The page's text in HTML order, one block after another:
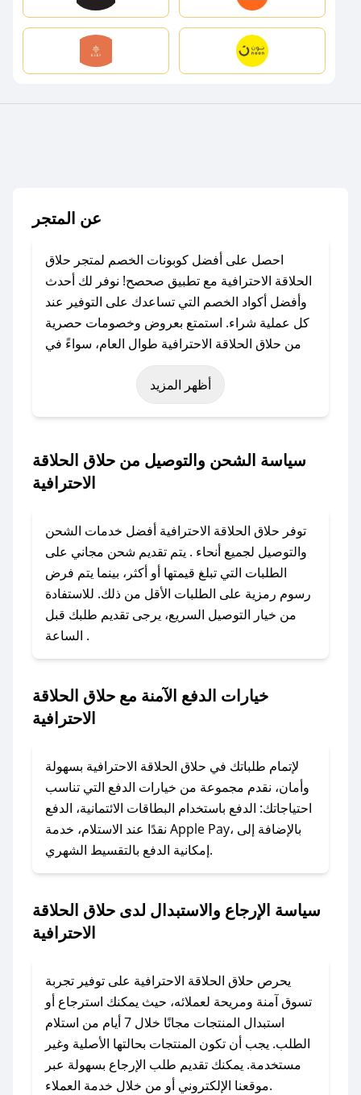
عن المتجر
احصل على أفضل كوبونات الخصم لمتجر حلاق
الحلاقة الاحترافية مع تطبيق صحصح! نوفر لك أحدث
وأفضل أكواد الخصم التي تساعدك على التوفير عند
كل عملية شراء. استمتع بعروض وخصومات حصرية
من حلاق الحلاقة الاحترافية طوال العام، سواءً في
المناسبات مثل عيد الفطر، عيد الأضحى، الجمعة
البيضاء (شهر نوفمبر)، رمضان، اليوم الوطني، يوم
التأسيس، أو حتى عروض خاصة أخرى.
الاحترافية؟
باستخدام تطبيق صحصح، يمكنك العثور بسهولة على
توفر الكوبون، تواصل معنا عبر تويتر أو البريد
الإلكتروني لإضافته بسرعة.
### كيفية استخدام كود خصم حلاق الحلاقة
الاحترافية؟
1. انسخ كود الخصم من تطبيق صحصح.
2. الصقه في خانة الدفع عند التسوق من حلاق
### ماذا أفعل إذا لم يعمل كود الخصم؟
الرسائل الخاصة على تويتر أو البريد الإلكتروني،
وسنقوم بحل المشكلة في أسرع وقت ممكن.
### ماذا أفعل إذا لم أجد كود خصم لمتجري
المفضل؟
أسرع وقت ممكن.
حلاق الحلاقة الاحترافية؟
للحصول على كوبونات وخصومات حصرية، قم بما
يلي:
- اضغط على أيقونة متابعة لمتجر حلاق الحلاقة
الاحترافية في تطبيق صحصح.
- تابع حسابنا الرسمي على تويتر وقم بتفعيل زر
أظهر المزيد
سياسة الشحن والتوصيل من حلاق الحلاقة
الاحترافية
توفر حلاق الحلاقة الاحترافية أفضل خدمات الشحن
والتوصيل لجميع أنحاء . يتم تقديم شحن مجاني على
الطلبات التي تبلغ قيمتها أو أكثر، بينما يتم فرض
رسوم رمزية على الطلبات الأقل من ذلك. للاستفادة
من خيار التوصيل السريع، يرجى تقديم طلبك قبل
الساعة .
خيارات الدفع الآمنة مع حلاق الحلاقة
الاحترافية
لإتمام طلباتك في حلاق الحلاقة الاحترافية بسهولة
وأمان، نقدم مجموعة من خيارات الدفع التي تناسب
احتياجاتك: الدفع باستخدام البطاقات الائتمانية، الدفع
نقدًا عند الاستلام، خدمة Apple Pay، بالإضافة إلى
إمكانية الدفع بالتقسيط الشهري.
سياسة الإرجاع والاستبدال لدى حلاق الحلاقة
الاحترافية
يحرص حلاق الحلاقة الاحترافية على توفير تجربة
تسوق آمنة ومريحة لعملائه، حيث يمكنك استرجاع أو
استبدال المنتجات مجانًا خلال 7 أيام من استلام
الطلب. يجب أن تكون المنتجات بحالتها الأصلية وغير
مستخدمة. يمكنك تقديم طلب الإرجاع بسهولة عبر
موقعنا الإلكتروني أو من خلال خدمة العملاء.